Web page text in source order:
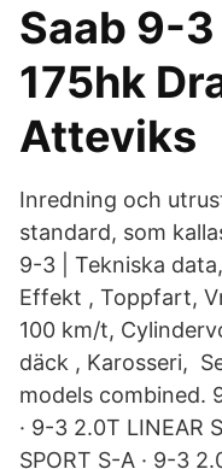
Saab 9-
175hk
Atteviks
Inredning och
standard, som
9-3 | Tekniska
Effekt , Toppfart,
100 km/t,
däck , Karosseri,
models combined.
· 9-3 2.0T LINEAR
SPORT S-A · 9-3